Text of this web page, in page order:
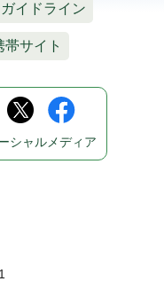
イドライン
帯サイト
1
シャルメディア